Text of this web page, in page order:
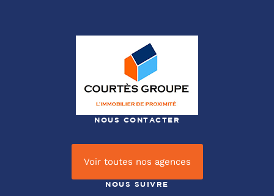
NOUS CONTACTER
Voir toutes nos agences
NOUS SUIVRE